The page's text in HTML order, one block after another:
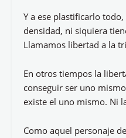
Y a ese plastificarlo
densidad, ni siquiera
Llamamos libertad a la
En otros tiempos la
conseguir ser uno
existe el uno mismo. Ni
Como aquel personaje